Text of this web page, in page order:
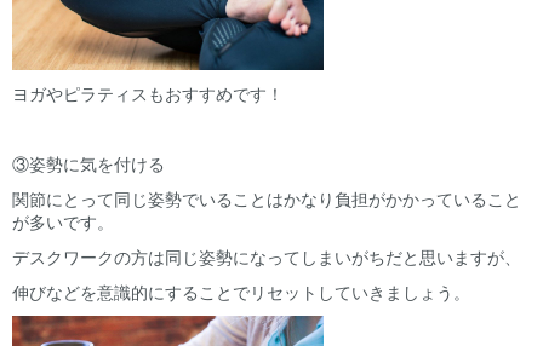
ヨガやピラティスもおすすめです！
③姿勢に気を付ける
関節にとって同じ姿勢でいることはかなり負担がかかっていること
が多いです。
デスクワークの方は同じ姿勢になってしまいがちだと思いますが、
伸びなどを意識的にすることでリセットしていきましょう。